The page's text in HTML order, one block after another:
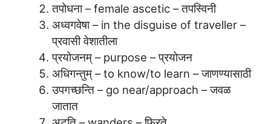
तपोधना – female ascetic – तपस्विनी
अध्वगवेषा – in the disguise of traveller –
प्रवासी वेशातीला
प्रयोजनम् – purpose – प्रयोजन
अधिगन्तुम् – to know/to learn – जाणण्यासाठी
उपगच्छन्ति – go near/approach – जवळ
जातात